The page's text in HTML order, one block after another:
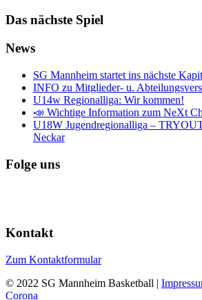
Das nächste Spiel
News
SG Mannheim startet ins nächste
INFO zu Mitglieder- u.
U14w Regionalliga: Wir kommen!
📣 Wichtige Information zum NeXt
U18W Jugendregionalliga –
Neckar
Folge uns
Kontakt
Zum Kontaktformular
© 2022 SG Mannheim Basketball |
Corona